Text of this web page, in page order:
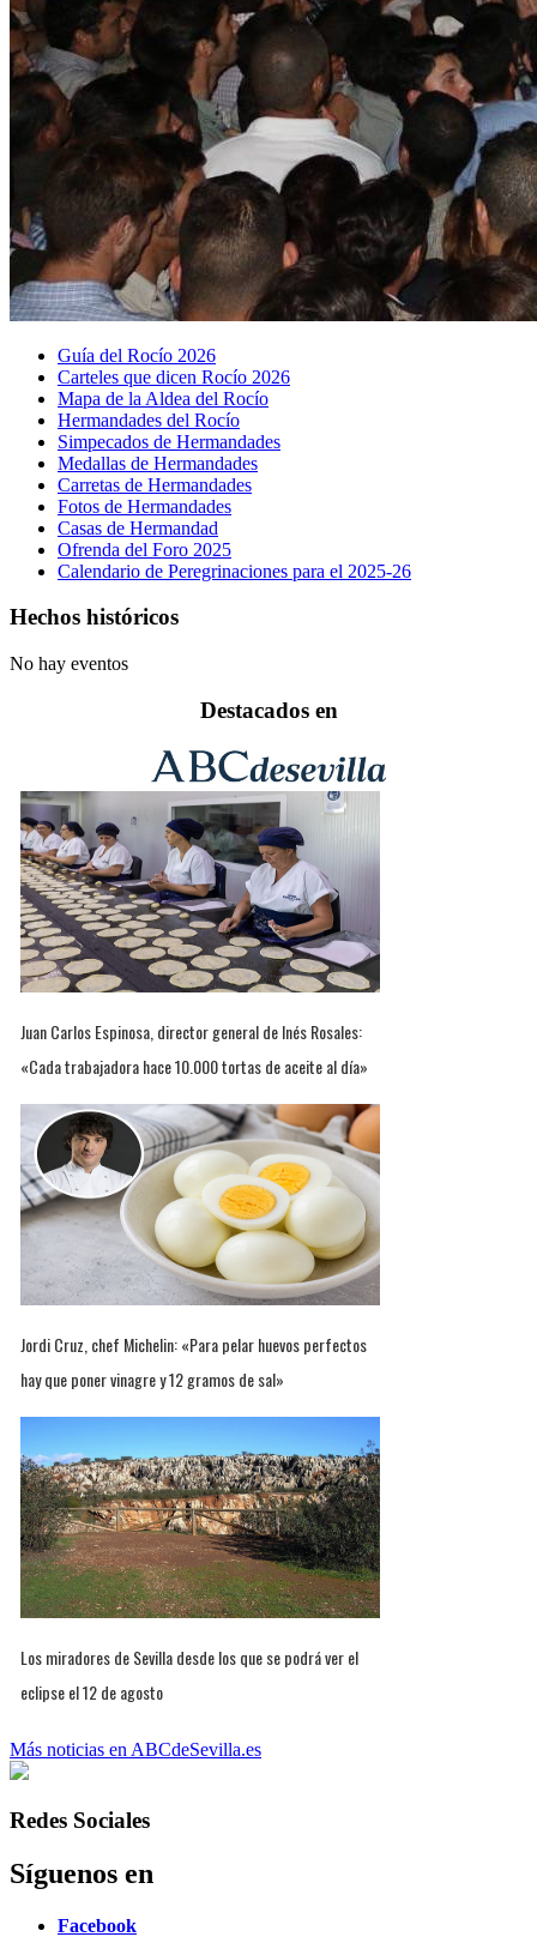
Guía del Rocío 2026
Carteles que dicen Rocío 2026
Mapa de la Aldea del Rocío
Hermandades del Rocío
Simpecados de Hermandades
Medallas de Hermandades
Carretas de Hermandades
Fotos de Hermandades
Casas de Hermandad
Ofrenda del Foro 2025
Calendario de Peregrinaciones para el 2025-26
Hechos históricos
No hay eventos
Destacados en
Juan Carlos Espinosa, director general de Inés Rosales:
«Cada trabajadora hace 10.000 tortas de aceite al día»
Jordi Cruz, chef Michelin: «Para pelar huevos perfectos
hay que poner vinagre y 12 gramos de sal»
Los miradores de Sevilla desde los que se podrá ver el
eclipse el 12 de agosto
Más noticias en ABCdeSevilla.es
Redes Sociales
Síguenos en
Facebook